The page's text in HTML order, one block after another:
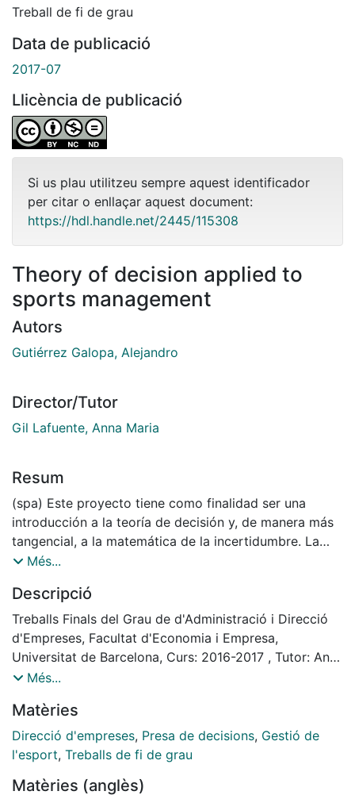
Treball de fi de grau
Data de publicació
2017-07
Llicència de publicació
Si us plau utilitzeu sempre aquest identificador
per citar o enllaçar aquest document:
https://hdl.handle.net/2445/115308
Theory of decision applied to
sports management
Autors
Gutiérrez Galopa, Alejandro
Director/Tutor
Gil Lafuente, Anna Maria
Resum
(spa) Este proyecto tiene como finalidad ser una
introducción a la teoría de decisión y, de manera más
tangencial, a la matemática de la incertidumbre. La
toma de decisiones no solamente está presente en
una importancia capital en el ámbito empresarial. En
muchas ocasiones, estas decisiones tienen un alto
componente de incertidumbre inherente a las
consecuencias que puede conllevar cada una de las
posibles elecciones. La teoría de la decisión,
permite gestionar y analizar estas situaciones
mediante algoritmos que pueden facilitar la elección
de la alternativa correcta. El trabajo se estructura en
definen los conceptos básicos y se destacan los
Més...
Descripció
Treballs Finals del Grau de d'Administració i Direcció
d'Empreses, Facultat d'Economia i Empresa,
Universitat de Barcelona, Curs: 2016-2017 , Tutor: Ana
María Gil Lafuente
Més...
Matèries
Direcció d'empreses, Presa de decisions, Gestió de
l'esport, Treballs de fi de grau
Matèries (anglès)